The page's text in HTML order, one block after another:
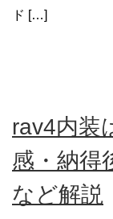
ド […]
rav4内装
感・納得
など解説